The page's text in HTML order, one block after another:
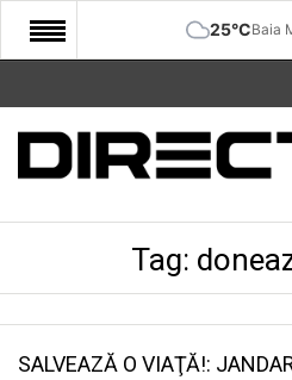
25°CBaia
START
COMUNITATE
SANATATE
Tag:
SALVEAZĂ O VIAŢĂ!: